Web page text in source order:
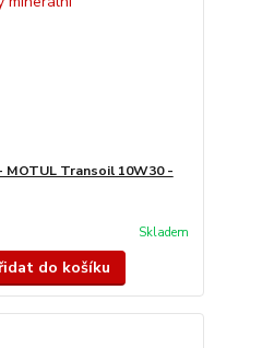
Transoil 10W30 -
Skladem
do košíku